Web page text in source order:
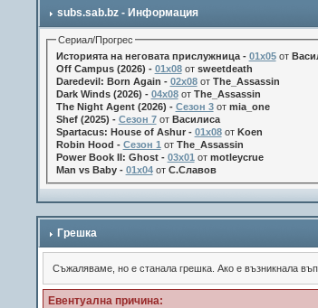
subs.sab.bz - Информация
Сериал/Прогрес
Историята на неговата прислужница - 01х05от
Off Campus (2026) - 01x08от sweetdeath
Daredevil: Born Again - 02x08от The_Assassin
Dark Winds (2026) - 04x08от The_Assassin
The Night Agent (2026) - Сезон 3от mia_one
Shef (2025) - Сезон 7от Василиса
Spartacus: House of Ashur - 01x08от Koen
Robin Hood - Сезон 1 от The_Assassin
Power Book II: Ghost - 03x01 от motleycrue
Man vs Baby - 01x04от С.Славов
Грешка
Съжалявамe, но е станала грешка. Ако е възникнала
Евентуална причина: